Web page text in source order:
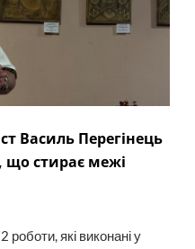
Василь Перегінець
що стирає межі
роботи, які виконані у